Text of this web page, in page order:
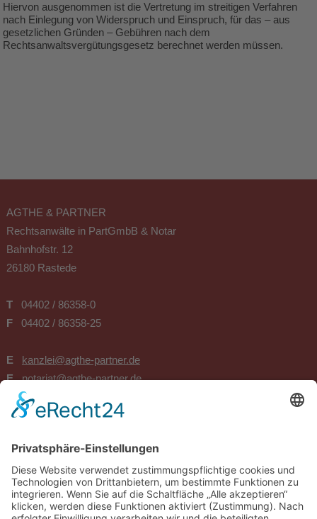
Hiervon ausgenommen ist die Vertretung im streitigen Verfahren
nach Einlegung von Widerspruch und Einspruch, für das – aus
gesetzlichen Gründen – Gebühren nach dem
Rechtsanwaltsvergütungsgesetz berechnet werden müssen.
AGTHE & PARTNER
Rechtsanwälte in PartGmbB & Notar
Bahnhofstr. 12
26180 Rastede
T
04402 / 86358-0
F
04402 / 86358-25
E
kanzlei@agthe-partner.de
E
notariat@agthe-partner.de
Montag, Dienstag u. Donnerstag
8.30 - 12.30 Uhr und 14.30-18.00 Uhr
-
Mittwoch